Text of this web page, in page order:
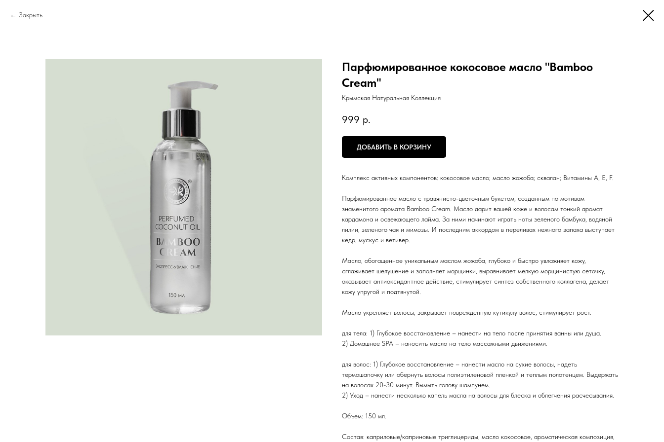
Закрыть
Парфюмированное кокосовое масло "Bamboo
Cream"
Крымская Натуральная Коллекция
999 р.
ДОБАВИТЬ В КОРЗИНУ
Комплекс активных компонентов: кокосовое масло; масло жожоба; сквалан; Витамины А, Е, F.
Парфюмированное масло с травянисто-цветочным букетом, созданным по мотивам
знаменитого аромата Bamboo Cream. Масло дарит вашей коже и волосам тонкий аромат
кардамона и освежающего лайма. За ними начинают играть ноты зеленого бамбука, водяной
лилии, зеленого чая и мимозы. И последним аккордом в переливах нежного запаха выступает
кедр, мускус и ветивер.
Масло, обогащенное уникальным маслом жожоба, глубоко и быстро увлажняет кожу,
сглаживает шелушение и заполняет морщинки, выравнивает мелкую морщинистую сеточку,
оказывает антиоксидантное действие, стимулирует синтез собственного коллагена, делает
кожу упругой и подтянутой.
Масло укрепляет волосы, закрывает поврежденную кутикулу волос, стимулирует рост.
для тела: 1) Глубокое восстановление – нанести на тело после принятия ванны или душа.
2) Домашнее SPA – наносить масло на тело массажными движениями.
для волос: 1) Глубокое восстановление – нанести масло на сухие волосы, надеть
термошапочку или обернуть волосы полиэтиленовой пленкой и теплым полотенцем. Выдержать
на волосах 20-30 минут. Вымыть голову шампунем.
2) Уход – нанести несколько капель масла на волосы для блеска и облегчения расчесывания.
Объем: 150 мл.
Состав: каприловые/каприновые триглицериды, масло кокосовое, ароматическая композиция,